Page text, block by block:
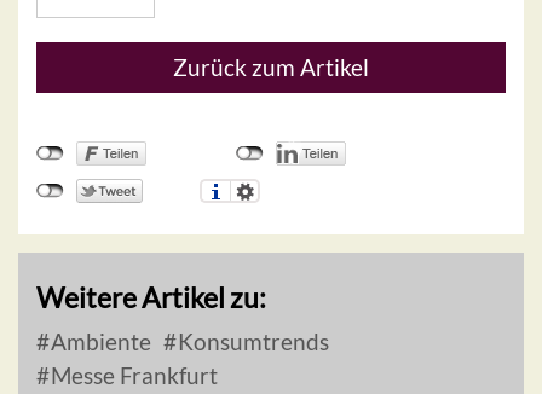
Zurück zum Artikel
Weitere Artikel zu:
Ambiente
Konsumtrends
Messe Frankfurt